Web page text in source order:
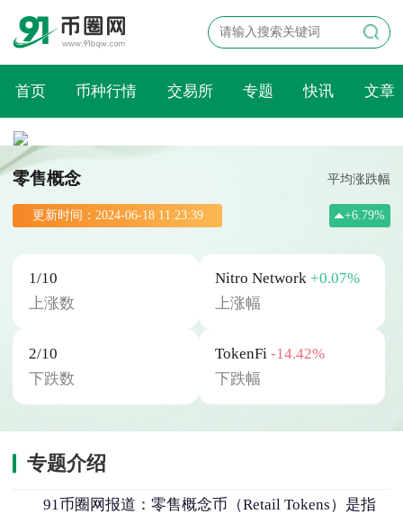
首页 币种行情 交易所 专题 快讯 文章
零售概念 平均涨跌幅
更新时间：2024-06-18 11:23:39 +6.79%
1/10
上涨数
Nitro Network +0.07%
上涨幅
2/10
下跌数
TokenFi -14.42%
下跌幅
专题介绍
91币圈网报道：零售概念币（Retail Tokens）是指